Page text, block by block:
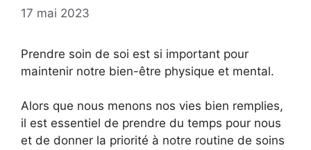
17 mai 2023
Prendre soin de soi est si important pour
maintenir notre bien-être physique et mental.
Alors que nous menons nos vies bien remplies,
il est essentiel de prendre du temps pour nous
et de donner la priorité à notre routine de soins